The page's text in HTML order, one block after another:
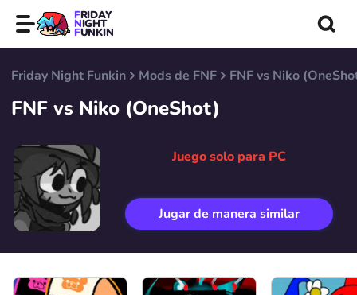
FRIDAY
NIGHT
FUNKIN
Friday Night Funkin Mods de FNF FNF vs Niko
FNF vs Niko (OneShot)
Juego solo para PC
Jugar de manera similar